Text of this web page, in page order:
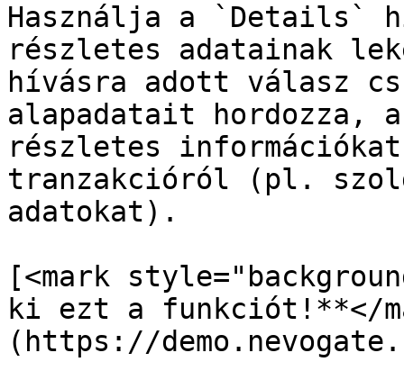
Használja a `Details`
részletes adatainak
hívásra adott válasz
alapadatait hordozza,
részletes
tranzakcióról (pl.
adatokat).
[<mark
ki ezt a funkciót!**</
(https://